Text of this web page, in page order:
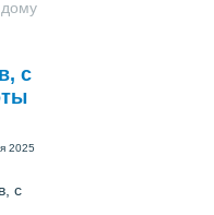
с
2025
с